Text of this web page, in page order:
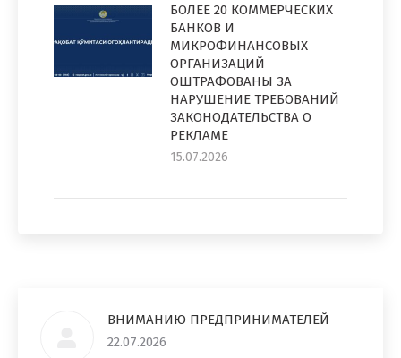
БОЛЕЕ 20 КОММЕРЧЕСКИХ
БАНКОВ И
МИКРОФИНАНСОВЫХ
ОРГАНИЗАЦИЙ
ОШТРАФОВАНЫ ЗА
НАРУШЕНИЕ ТРЕБОВАНИЙ
ЗАКОНОДАТЕЛЬСТВА О
РЕКЛАМЕ
15.07.2026
ВНИМАНИЮ ПРЕДПРИНИМАТЕЛЕЙ
22.07.2026